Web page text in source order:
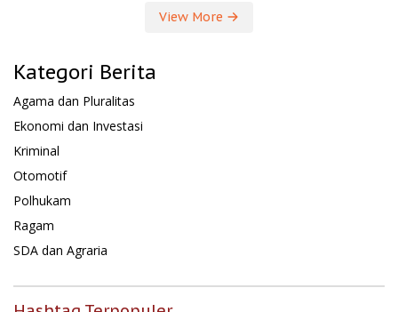
View More
Kategori Berita
Agama dan Pluralitas
Ekonomi dan Investasi
Kriminal
Otomotif
Polhukam
Ragam
SDA dan Agraria